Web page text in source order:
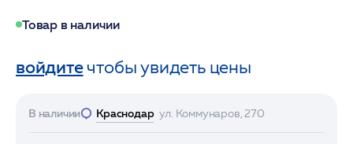
Товар в наличии
войдитечтобы увидеть цены
В наличии Краснодар ул. Коммунаров, 270